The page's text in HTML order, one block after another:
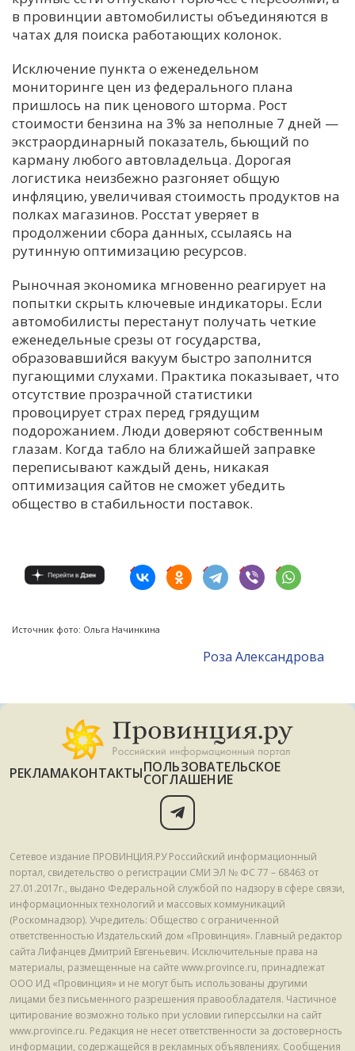
в провинции автомобилисты объединяются в
чатах для поиска работающих колонок.
Исключение пункта о еженедельном
мониторинге цен из федерального плана
пришлось на пик ценового шторма. Рост
стоимости бензина на 3% за неполные 7 дней —
экстраординарный показатель, бьющий по
карману любого автовладельца. Дорогая
логистика неизбежно разгоняет общую
инфляцию, увеличивая стоимость продуктов на
полках магазинов. Росстат уверяет в
продолжении сбора данных, ссылаясь на
рутинную оптимизацию ресурсов.
Рыночная экономика мгновенно реагирует на
попытки скрыть ключевые индикаторы. Если
автомобилисты перестанут получать четкие
еженедельные срезы от государства,
образовавшийся вакуум быстро заполнится
пугающими слухами. Практика показывает, что
отсутствие прозрачной статистики
провоцирует страх перед грядущим
подорожанием. Люди доверяют собственным
глазам. Когда табло на ближайшей заправке
переписывают каждый день, никакая
оптимизация сайтов не сможет убедить
общество в стабильности поставок.
Источник фото: Ольга Начинкина
Роза Александрова
РЕКЛАМАКОНТАКТЫПОЛЬЗОВАТЕЛЬСКОЕ
СОГЛАШЕНИЕ
Сетевое издание ПРОВИНЦИЯ.РУ Российский информационный
портал, свидетельство о регистрации СМИ ЭЛ № ФС 77 – 68463 от
27.01.2017г., выдано Федеральной службой по надзору в сфере связи,
информационных технологий и массовых коммуникаций
(Роскомнадзор). Учредитель: Общество с ограниченной
ответственностью Издательский дом «Провинция». Главный редактор
сайта Лифанцев Дмитрий Евгеньевич. Исключительные права на
материалы, размещенные на сайте www.province.ru, принадлежат
ООО ИД «Провинция» и не могут быть использованы другими
лицами без письменного разрешения правообладателя. Частичное
цитирование возможно только при условии гиперссылки на сайт
www.province.ru. Редакция не несет ответственности за достоверность
информации, содержащейся в рекламных объявлениях. Сообщения